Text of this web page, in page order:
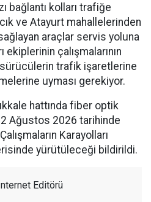
bağlantı kolları trafiğe
ve Atayurt mahallelerinden
araçlar servis yoluna
çalışmalarının
trafik işaretlerine
uyması gerekiyor.
hattında fiber optik
Ağustos 2026 tarihinde
Karayolları
yürütüleceği bildirildi.
Editörü